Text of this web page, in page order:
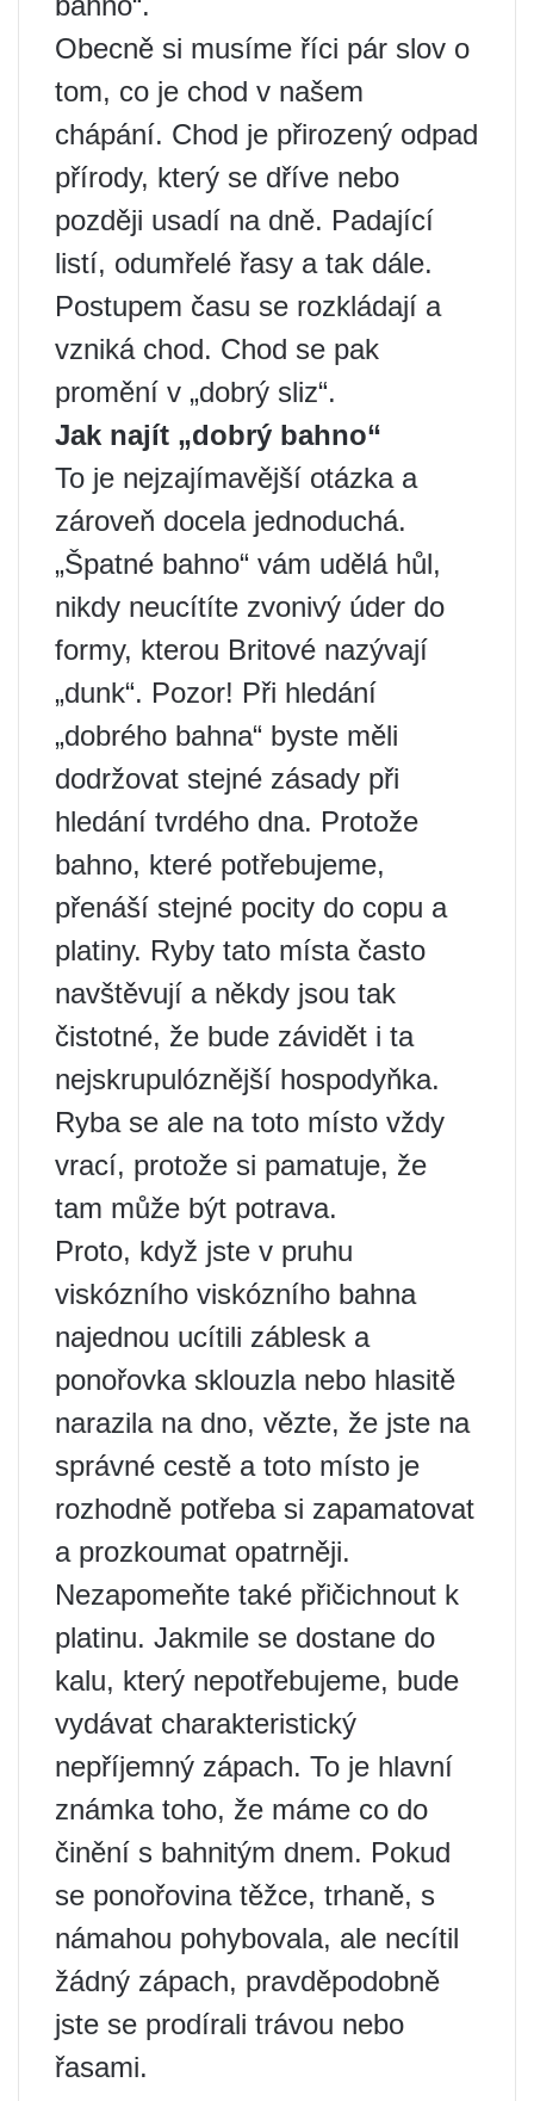
Obecně si musíme říci pár slov o
tom, co je chod v našem
chápání. Chod je přirozený odpad
přírody, který se dříve nebo
později usadí na dně. Padající
listí, odumřelé řasy a tak dále.
Postupem času se rozkládají a
vzniká chod. Chod se pak
promění v „dobrý sliz“.
Jak najít „dobrý bahno“
To je nejzajímavější otázka a
zároveň docela jednoduchá.
„Špatné bahno“ vám udělá hůl,
nikdy neucítíte zvonivý úder do
formy, kterou Britové nazývají
„dunk“. Pozor! Při hledání
„dobrého bahna“ byste měli
dodržovat stejné zásady při
hledání tvrdého dna. Protože
bahno, které potřebujeme,
přenáší stejné pocity do copu a
platiny. Ryby tato místa často
navštěvují a někdy jsou tak
čistotné, že bude závidět i ta
nejskrupulóznější hospodyňka.
Ryba se ale na toto místo vždy
vrací, protože si pamatuje, že
tam může být potrava.
Proto, když jste v pruhu
viskózního viskózního bahna
najednou ucítili záblesk a
ponořovka sklouzla nebo hlasitě
narazila na dno, vězte, že jste na
správné cestě a toto místo je
rozhodně potřeba si zapamatovat
a prozkoumat opatrněji.
Nezapomeňte také přičichnout k
platinu. Jakmile se dostane do
kalu, který nepotřebujeme, bude
vydávat charakteristický
nepříjemný zápach. To je hlavní
známka toho, že máme co do
činění s bahnitým dnem. Pokud
se ponořovina těžce, trhaně, s
námahou pohybovala, ale necítil
žádný zápach, pravděpodobně
jste se prodírali trávou nebo
řasami.